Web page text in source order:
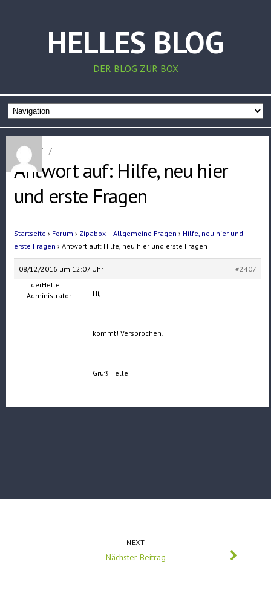
HELLES BLOG
DER BLOG ZUR BOX
Home / /
Antwort auf: Hilfe, neu hier
und erste Fragen
Startseite › Forum › Zipabox – Allgemeine Fragen › Hilfe, neu hier und
erste Fragen › Antwort auf: Hilfe, neu hier und erste Fragen
08/12/2016 um 12:07 Uhr
#2407
derHelle
Administrator
Hi,
kommt! Versprochen!
Gruß Helle
NEXT
Nächster Beitrag